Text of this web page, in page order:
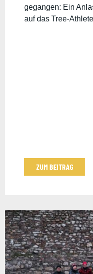
gegangen: Ein
auf das Tree-
ZUM BEITRAG